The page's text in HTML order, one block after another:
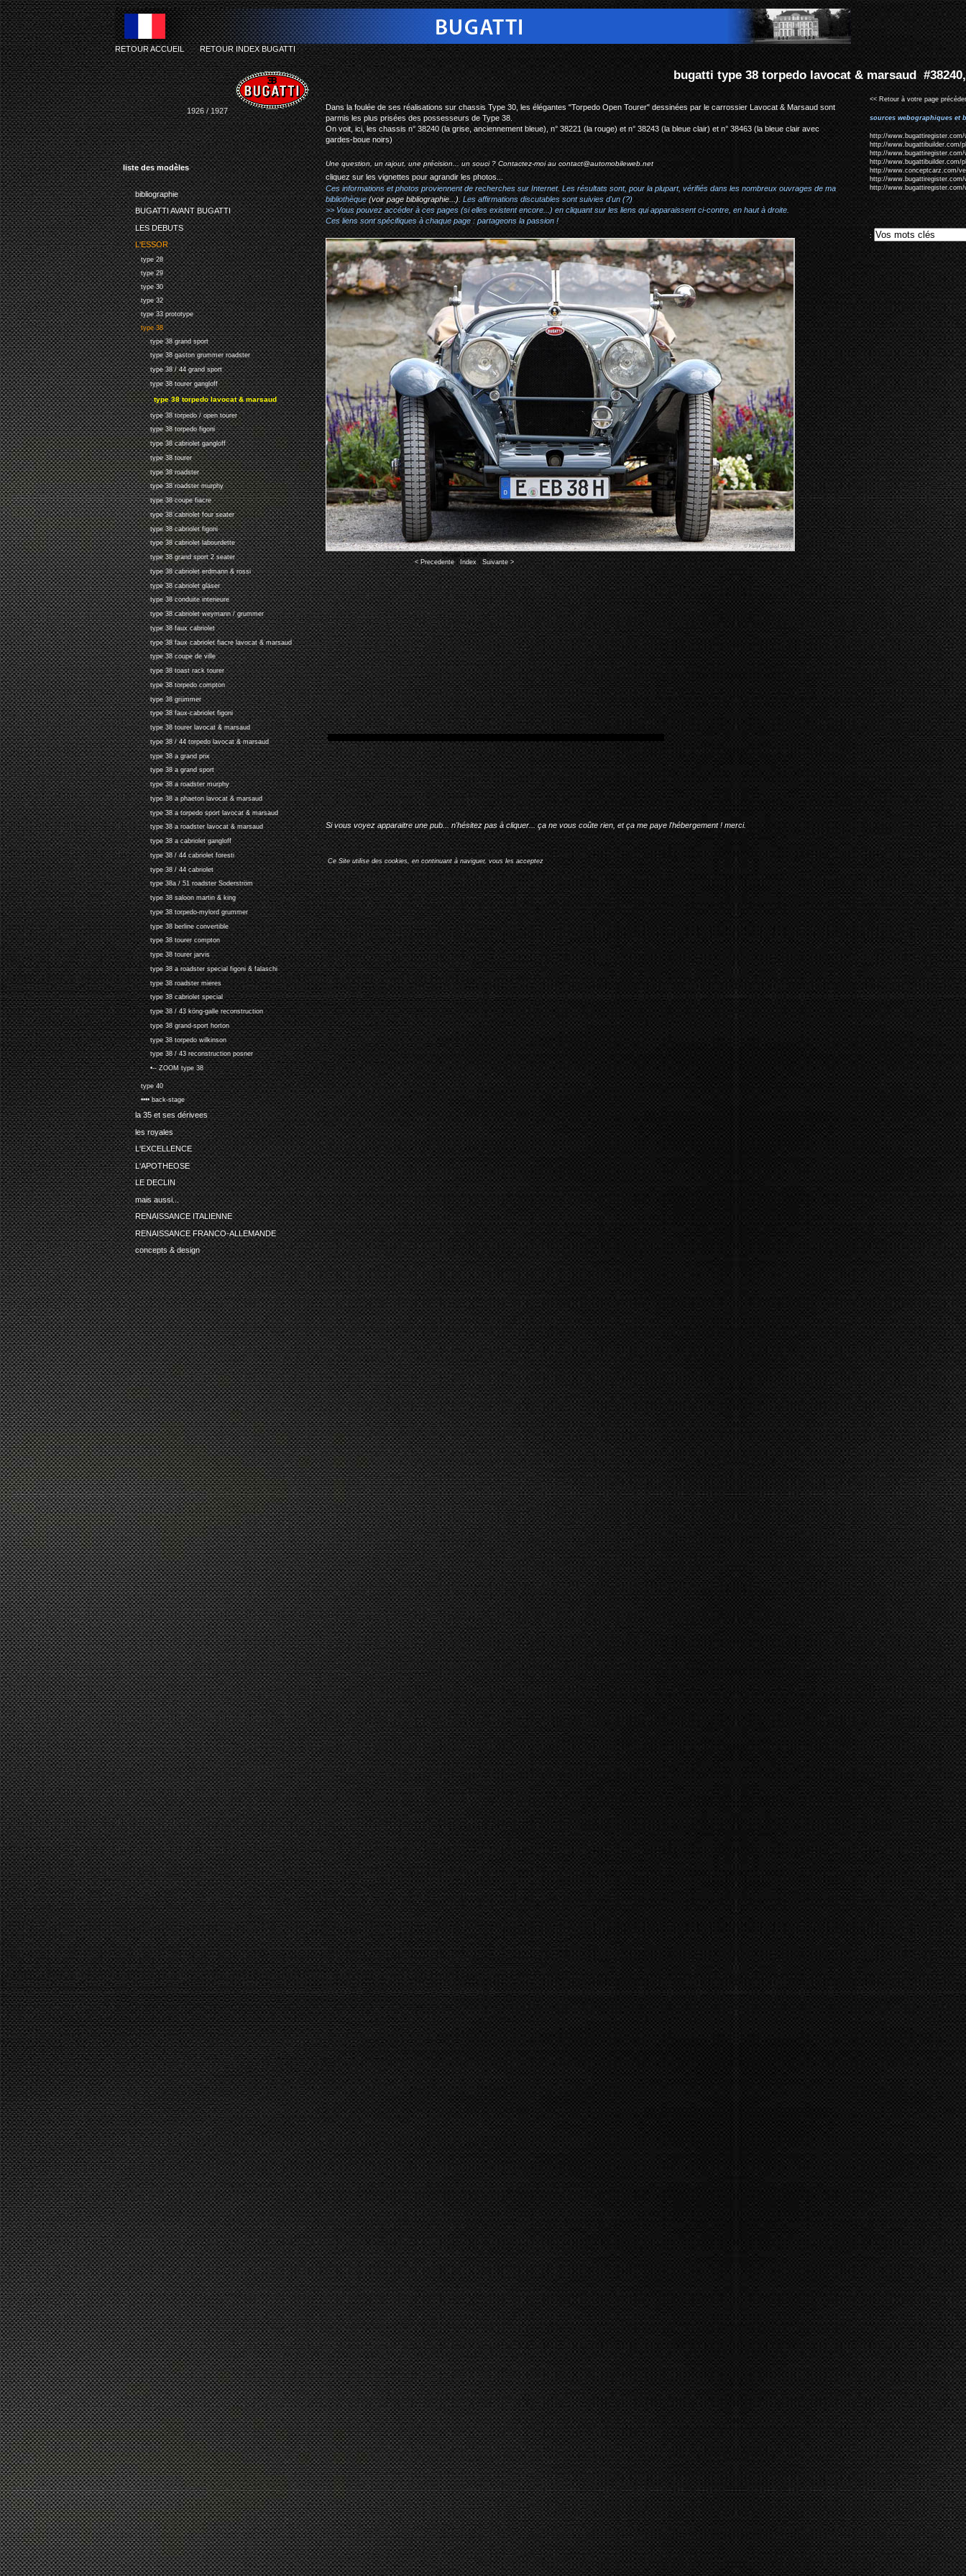
liste des modèles
bibliographie
BUGATTI AVANT BUGATTI
LES DEBUTS
L'ESSOR
type 28
type 29
type 30
type 32
type 33 prototype
type 38
type 38 grand sport
type 38 gaston grummer roadster
type 38 / 44 grand sport
type 38 tourer gangloff
type 38 torpedo lavocat & marsaud
type 38 torpedo / open tourer
type 38 torpedo figoni
type 38 cabriolet gangloff
type 38 tourer
type 38 roadster
type 38 roadster murphy
type 38 coupe fiacre
type 38 cabriolet four seater
type 38 cabriolet figoni
type 38 cabriolet labourdette
type 38 grand sport 2 seater
type 38 cabriolet erdmann & rossi
type 38 cabriolet gläser
type 38 conduite interieure
type 38 cabriolet weymann / grummer
type 38 faux cabriolet
type 38 faux cabriolet fiacre lavocat & marsaud
type 38 coupe de ville
type 38 toast rack tourer
type 38 torpedo compton
type 38 grümmer
type 38 faux-cabriolet figoni
type 38 tourer lavocat & marsaud
type 38 / 44 torpedo lavocat & marsaud
type 38 a grand prix
type 38 a grand sport
type 38 a roadster murphy
type 38 a phaeton lavocat & marsaud
type 38 a torpedo sport lavocat & marsaud
type 38 a roadster lavocat & marsaud
type 38 a cabriolet gangloff
type 38 / 44 cabriolet foresti
type 38 / 44 cabriolet
type 38a / 51 roadster Soderström
type 38 saloon martin & king
type 38 torpedo-mylord grummer
type 38 berline convertible
type 38 tourer compton
type 38 tourer jarvis
type 38 a roadster special figoni & falaschi
type 38 roadster mieres
type 38 cabriolet special
type 38 / 43 köng-galle reconstruction
type 38 grand-sport horton
type 38 torpedo wilkinson
type 38 / 43 reconstruction posner
•-- ZOOM type 38
type 40
•••• back-stage
la 35 et ses dérivees
les royales
L'EXCELLENCE
L'APOTHEOSE
LE DECLIN
mais aussi...
RENAISSANCE ITALIENNE
RENAISSANCE FRANCO-ALLEMANDE
concepts & design
bugatti type 38 torpedo lavocat & marsaud #38240, #38221, #38243, #38463
RETOUR ACCUEIL-RETOUR INDEX BUGATTI
1926 / 1927
Dans la foulée de ses réalisations sur chassis Type 30, les élégantes "Torpedo Open Tourer" dessinées par le carrossier Lavocat & Marsaud sont
parmis les plus prisées des possesseurs de Type 38.
On voit, ici, les chassis n° 38240 (la grise, anciennement bleue), n° 38221 (la rouge) et n° 38243 (la bleue clair) et n° 38463 (la bleue clair avec
gardes-boue noirs)
Une question, un rajout, une précision... un souci ? Contactez-moi aucontact@automobileweb.net
cliquez sur les vignettes pour agrandir les photos...
Ces informations et photos proviennent de recherches sur Internet. Les résultats sont, pour la plupart, vérifiés dans les nombreux ouvrages de ma
bibliothèque(voir page bibliographie...). Les affirmations discutables sont suivies d'un (?)
>> Vous pouvez accéder à ces pages (si elles existent encore...) en cliquant sur les liens qui apparaissent ci-contre, en haut à droite.
Ces liens sont spécifiques à chaque page : partageons la passion !
Image 12 of 89
< Precedente|Index |Suivante >
Si vous voyez apparaitre une pub... n'hésitez pas à cliquer... ça ne vous coûte rien, et ça me paye l'hébergement ! merci.
Ce Site utilise des cookies, en continuant à naviguer, vous les acceptez
<< Retour à votre page
sources webographiques et
http://
http://www.bugattibuilder.com/
http://
http://www.bugattibuilder.com/
http://www.conceptcarz.com/
http://
http://
: